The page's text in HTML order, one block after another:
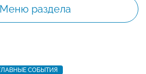
Меню раздела
СОБЫТИЯ